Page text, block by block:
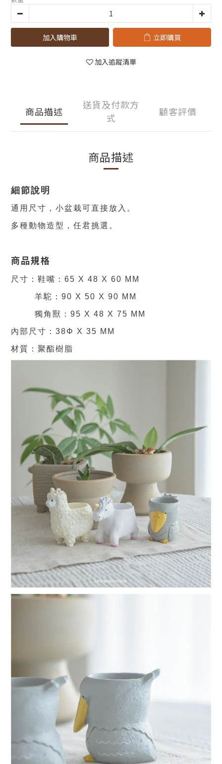
加入購物車 立即購買
加入追蹤清單
商品描述
送貨及付款方
式
顧客評價
商品描述
細節說明
通用尺寸，小盆栽可直接放入。
多種動物造型，任君挑選。
商品規格
尺寸：鞋嘴：65 X 48 X 60 MM
羊駝：90 X 50 X 90 MM
獨角獸：95 X 48 X 75 MM
內部尺寸：38Φ X 35 MM
材質：聚酯樹脂